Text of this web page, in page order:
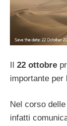
Il 22 ottobre
importante per
Nel corso
infatti